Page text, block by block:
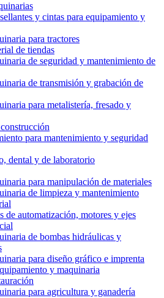
y cintas para equipamiento y
para tractores
de tiendas
de seguridad y mantenimiento de
de transmisión y grabación de
para metalistería, fresado y
para mantenimiento y seguridad
dental y de laboratorio
para manipulación de materiales
de limpieza y mantenimiento
de automatización, motores y ejes
de bombas hidráulicas y
para diseño gráfico e imprenta
y maquinaria
para agricultura y ganadería